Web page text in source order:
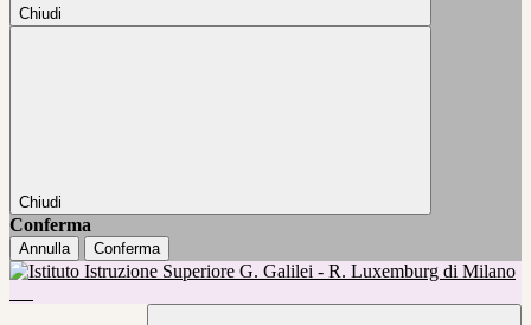
Chiudi
Chiudi
Conferma
Annulla Conferma